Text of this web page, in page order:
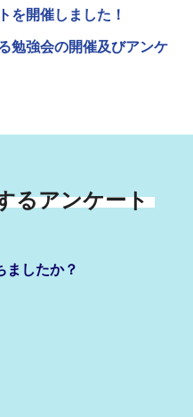
を開催しました！
勉強会の開催及びアンケ
るアンケート
ましたか？